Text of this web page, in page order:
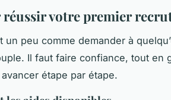
votre premier
un peu comme demander à
Il faut faire confiance, tout en
étape par étape.